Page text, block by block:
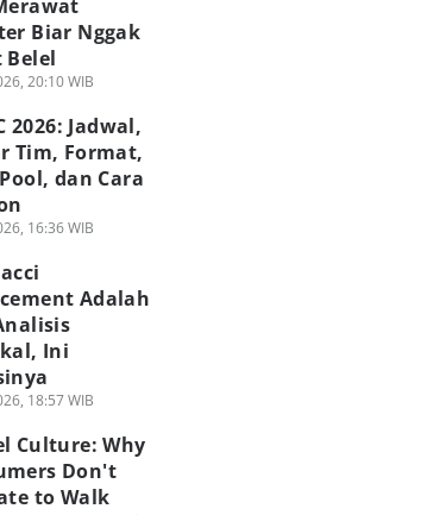
Biar Nggak
Belel
20:10 WIB
2026: Jadwal,
Tim, Format,
dan Cara
16:36 WIB
Adalah
Ini
18:57 WIB
Culture: Why
Don't
to Walk